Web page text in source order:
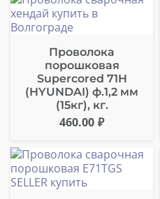
Проволока
порошковая
Supercored 71H
(HYUNDAI) ф.1,2 мм
(15кг), кг.
460.00 ₽